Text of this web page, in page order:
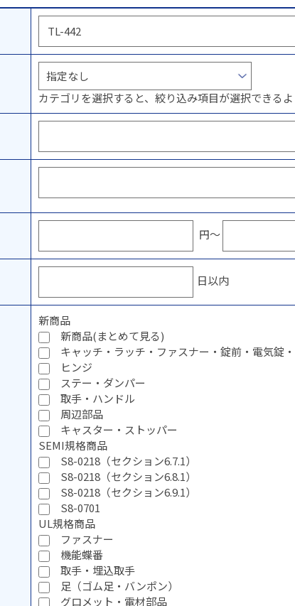
カテゴリを選択すると、絞り込み項目が選択できる
円～
日以内
新商品
新商品(まとめて見る)
キャッチ・ラッチ・ファスナー・錠前・電気錠
ヒンジ
ステー・ダンパー
取手・ハンドル
周辺部品
キャスター・ストッパー
SEMI規格商品
S8-0218（セクション6.7.1）
S8-0218（セクション6.8.1）
S8-0218（セクション6.9.1）
S8-0701
UL規格商品
ファスナー
機能蝶番
取手・埋込取手
足（ゴム足・バンポン）
グロメット・電材部品